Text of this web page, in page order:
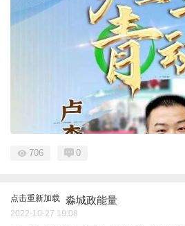
706 0
点击重新加载 淼城政能量
2022-10-27 19:08